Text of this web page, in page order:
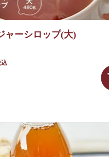
ャーシロップ(大)